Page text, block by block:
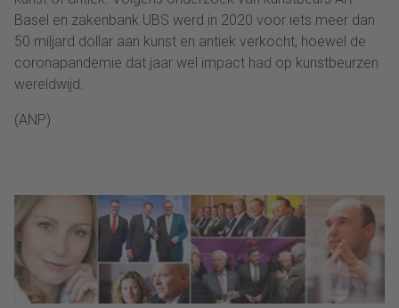
Basel en zakenbank UBS werd in 2020 voor iets meer dan
50 miljard dollar aan kunst en antiek verkocht, hoewel de
coronapandemie dat jaar wel impact had op kunstbeurzen
wereldwijd.
(ANP)